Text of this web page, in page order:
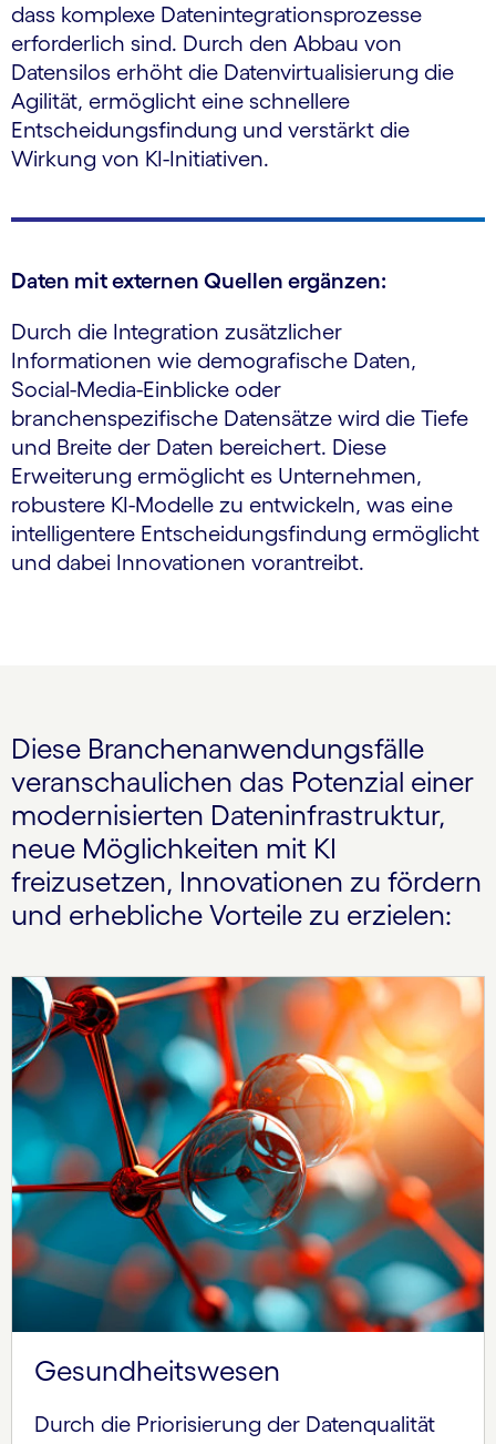
dass komplexe Datenintegrationsprozesse
erforderlich sind. Durch den Abbau von
Datensilos erhöht die Datenvirtualisierung die
Agilität, ermöglicht eine schnellere
Entscheidungsfindung und verstärkt die
Wirkung von KI-Initiativen.
Daten mit externen Quellen ergänzen:
Durch die Integration zusätzlicher
Informationen wie demografische Daten,
Social-Media-Einblicke oder
branchenspezifische Datensätze wird die Tiefe
und Breite der Daten bereichert. Diese
Erweiterung ermöglicht es Unternehmen,
robustere KI-Modelle zu entwickeln, was eine
intelligentere Entscheidungsfindung ermöglicht
und dabei Innovationen vorantreibt.
Diese Branchenanwendungsfälle
veranschaulichen das Potenzial einer
modernisierten Dateninfrastruktur,
neue Möglichkeiten mit KI
freizusetzen, Innovationen zu fördern
und erhebliche Vorteile zu erzielen:
Gesundheits­wesen
Durch die Priorisierung der Datenqualität